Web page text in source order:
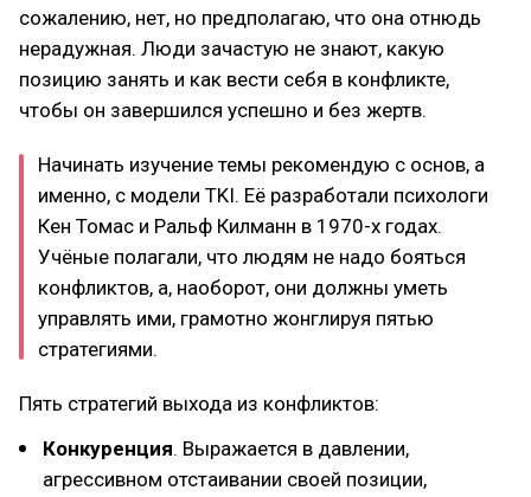
сожалению, нет, но предполагаю, что она отнюдь
нерадужная. Люди зачастую не знают, какую
позицию занять и как вести себя в конфликте,
чтобы он завершился успешно и без жертв.
Начинать изучение темы рекомендую с основ, а
именно, с модели TKI. Её разработали психологи
Кен Томас и Ральф Килманн в 1970-х годах.
Учёные полагали, что людям не надо бояться
конфликтов, а, наоборот, они должны уметь
управлять ими, грамотно жонглируя пятью
стратегиями.
Пять стратегий выхода из конфликтов:
Конкуренция. Выражается в давлении,
агрессивном отстаивании своей позиции,